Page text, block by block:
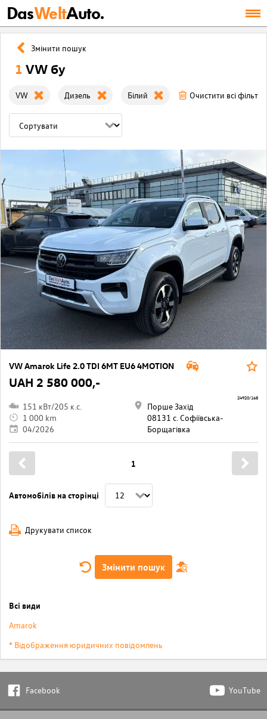
DasWeltAuto.
Змінити пошук
1 VW бу
VW Дизель Білий Очистити всі фільтри
VW Amarok Life 2.0 TDI 6MT EU6 4MOTION
UAH 2 580 000,-
151 кВт/205 к.с.
1 000 km
04/2026
Порше Захід
08131 с. Софіївська-
Борщагівкa
24920/168
Автомобілів на сторінці
1
Друкувати список
Змінити пошук
Всі види
Amarok
* Відображення юридичних повідомлень
Facebook YouTube